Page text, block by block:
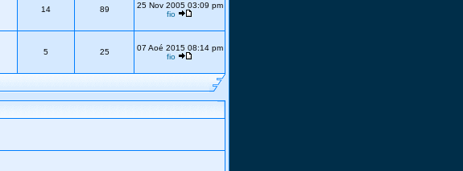
14 89
25 Nov 2005 03:09 pm
fio
5 25
07 Aoé 2015 08:14 pm
fio